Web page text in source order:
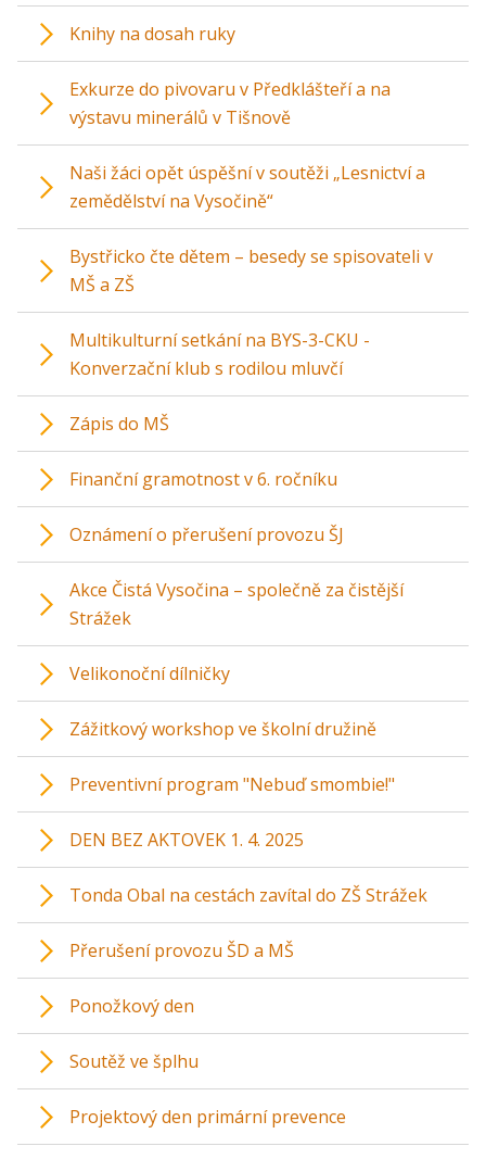
Knihy na dosah ruky
Exkurze do pivovaru v Předklášteří a na
výstavu minerálů v Tišnově
Naši žáci opět úspěšní v soutěži „Lesnictví a
zemědělství na Vysočině“
Bystřicko čte dětem – besedy se spisovateli v
MŠ a ZŠ
Multikulturní setkání na BYS-3-CKU -
Konverzační klub s rodilou mluvčí
Zápis do MŠ
Finanční gramotnost v 6. ročníku
Oznámení o přerušení provozu ŠJ
Akce Čistá Vysočina – společně za čistější
Strážek
Velikonoční dílničky
Zážitkový workshop ve školní družině
Preventivní program "Nebuď smombie!"
DEN BEZ AKTOVEK 1. 4. 2025
Tonda Obal na cestách zavítal do ZŠ Strážek
Přerušení provozu ŠD a MŠ
Ponožkový den
Soutěž ve šplhu
Projektový den primární prevence